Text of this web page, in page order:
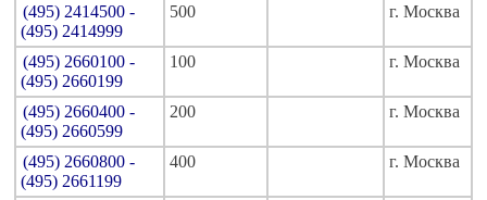
(495) 2414500 -
(495) 2414999
500 г. Москва
(495) 2660100 -
(495) 2660199
100 г. Москва
(495) 2660400 -
(495) 2660599
200 г. Москва
(495) 2660800 -
(495) 2661199
400 г. Москва